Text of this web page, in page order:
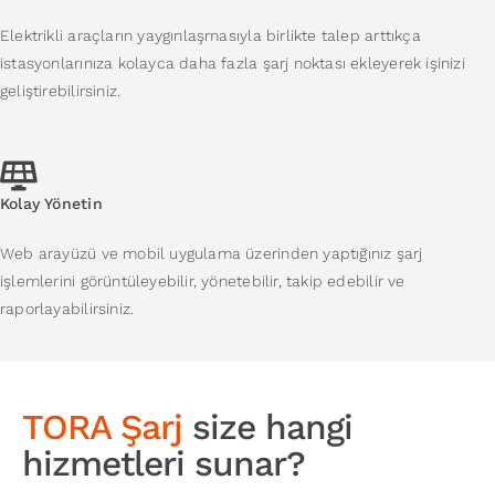
Elektrikli araçların yaygınlaşmasıyla birlikte talep arttıkça
istasyonlarınıza kolayca daha fazla şarj noktası ekleyerek işinizi
geliştirebilirsiniz.
Kolay Yönetin
Web arayüzü ve mobil uygulama üzerinden yaptığınız şarj
işlemlerini görüntüleyebilir, yönetebilir, takip edebilir ve
raporlayabilirsiniz.
TORA Şarj size hangi
hizmetleri sunar?